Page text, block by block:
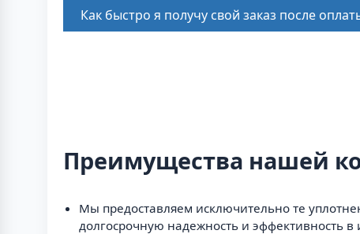
Как быстро я получу свой заказ после
Преимущества нашей
Мы предоставляем исключительно те
долгосрочную надежность и эффективность в